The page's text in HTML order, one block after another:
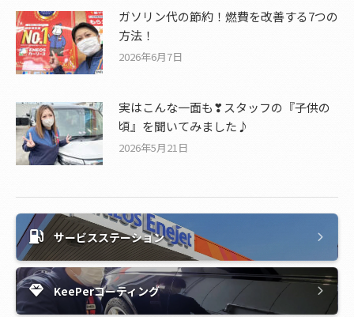
ガソリン代の節約！燃費を改善する7つの
方法！
2026年6月7日
実はこんな一面も❣スタッフの『子供の
頃』を聞いてみました♪
2026年5月21日
サービスステーション
KeePerコーティング